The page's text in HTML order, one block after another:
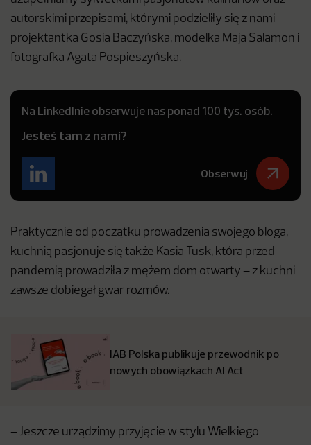
autorskimi przepisami, którymi podzieliły się z nami
projektantka Gosia Baczyńska, modelka Maja Salamon i
fotografka Agata Pospieszyńska.
Na LinkedInie obserwuje nas ponad 100 tys. osób.
Jesteś tam z nami?
Obserwuj
Praktycznie od początku prowadzenia swojego bloga,
kuchnią pasjonuje się także Kasia Tusk, która przed
pandemią prowadziła z mężem dom otwarty – z kuchni
zawsze dobiegał gwar rozmów.
IAB Polska publikuje przewodnik po
nowych obowiązkach AI Act
– Jeszcze urządzimy przyjęcie w stylu Wielkiego